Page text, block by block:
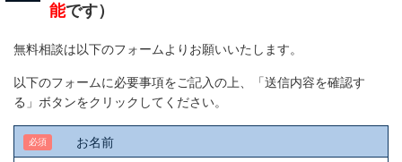
能です）
無料相談は以下のフォームよりお願いいたします。
以下のフォームに必要事項をご記入の上、「送信内容を確認す
る」ボタンをクリックしてください。
お名前
必須